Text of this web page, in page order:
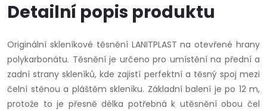
Detailní popis produktu
Originální skleníkové těsnění LANITPLAST na otevřené hrany
polykarbonátu. Těsnění je určeno pro umístění na přední a
zadní strany skleníků, kde zajistí perfektní a těsný spoj mezi
čelní stěnou a pláštěm skleníku. Základní balení je po 12 m,
protože to je přesně délka potřebná k utěsnění obou čel